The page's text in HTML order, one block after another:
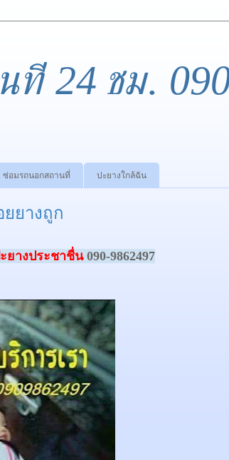
ที่ 24 ชม.
ซ่อมรถนอกสถานที่ ปะยางใกล้ฉัน
ยยางถูก
ยางประชาชื่น 090-9862497